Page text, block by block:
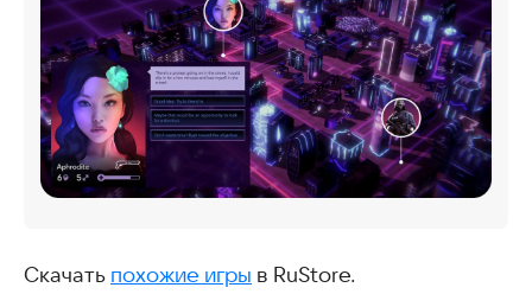
Скачать похожие игры в RuStore.